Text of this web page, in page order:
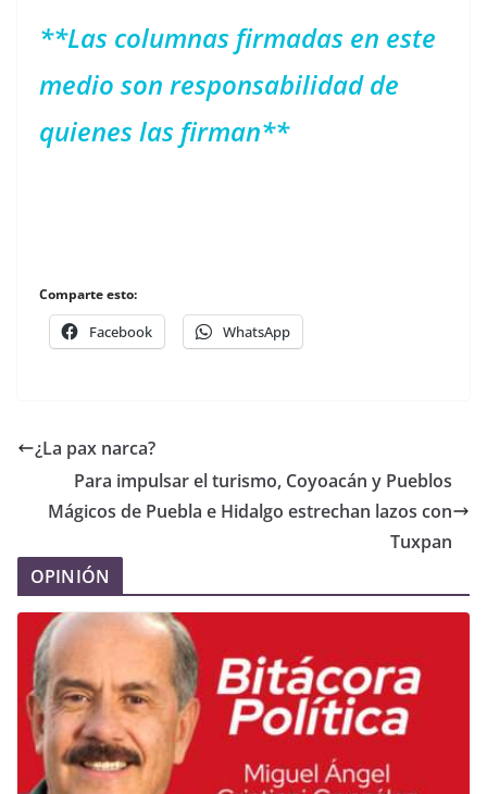
**Las columnas firmadas en este
medio son responsabilidad de
quienes las firman**
Comparte esto:
Facebook WhatsApp
¿La pax narca?
Para impulsar el turismo, Coyoacán y Pueblos
Mágicos de Puebla e Hidalgo estrechan lazos con
Tuxpan
OPINIÓN